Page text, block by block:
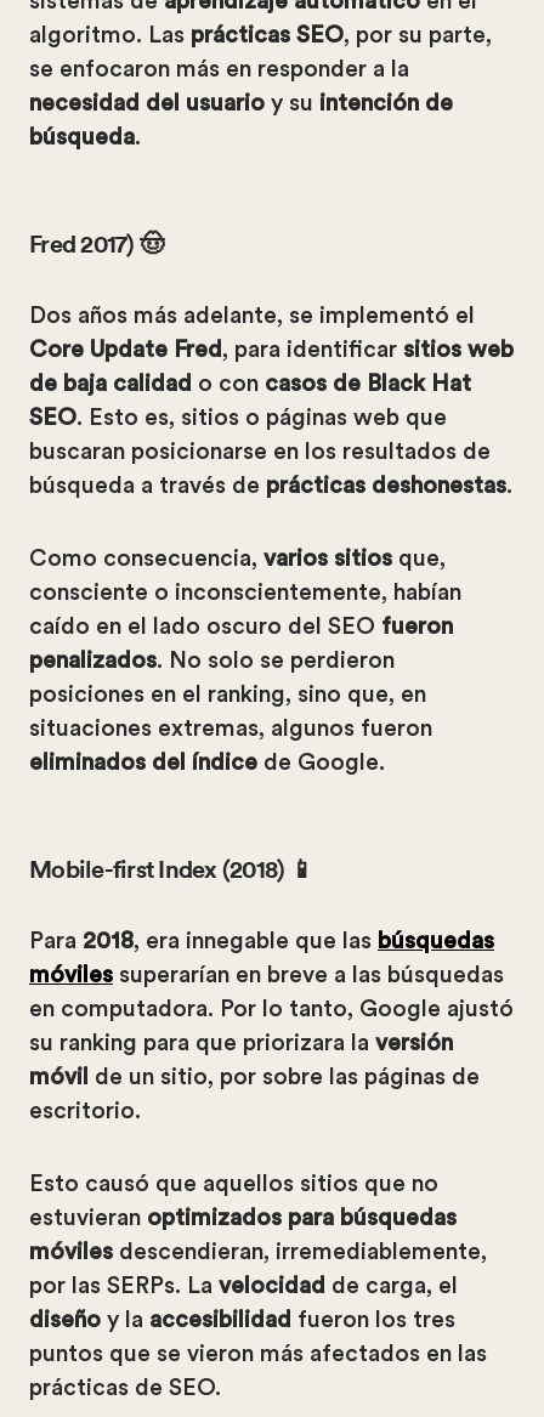
algoritmo. Las prácticas SEO, por su parte,
se enfocaron más en responder a la
necesidad del usuario y su intención de
búsqueda.
Fred 2017) 🤠
Dos años más adelante, se implementó el
Core Update Fred, para identificar sitios web
de baja calidad o con casos de Black Hat
SEO. Esto es, sitios o páginas web que
buscaran posicionarse en los resultados de
búsqueda a través de prácticas deshonestas.
Como consecuencia, varios sitios que,
consciente o inconscientemente, habían
caído en el lado oscuro del SEO fueron
penalizados. No solo se perdieron
posiciones en el ranking, sino que, en
situaciones extremas, algunos fueron
eliminados del índice de Google.
Mobile-first Index (2018) 📱
Para 2018, era innegable que las búsquedas
móviles superarían en breve a las búsquedas
en computadora. Por lo tanto, Google ajustó
su ranking para que priorizara la versión
móvil de un sitio, por sobre las páginas de
escritorio.
Esto causó que aquellos sitios que no
estuvieran optimizados para búsquedas
móviles descendieran, irremediablemente,
por las SERPs. La velocidad de carga, el
diseño y la accesibilidad fueron los tres
puntos que se vieron más afectados en las
prácticas de SEO.